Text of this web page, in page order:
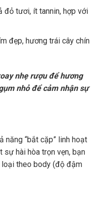
đỏ tươi, ít tannin, hợp với
đẹp, hương trái cây chín
nhẹ rượu để hương
nhỏ để cảm nhận sự
năng “bắt cặp” linh hoạt
sự hài hòa trọn vẹn, bạn
loại theo body (độ đậm